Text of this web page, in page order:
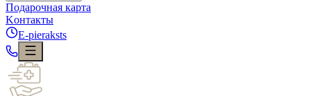
Подарочная карта
Kонтакты
E-pieraksts